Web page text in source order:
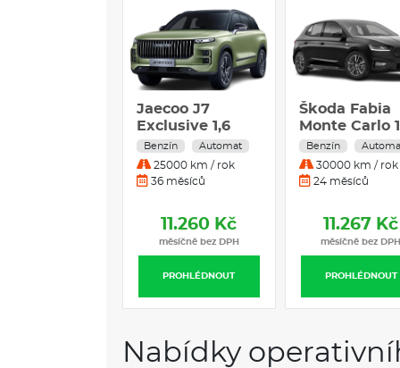
Jaecoo J7
Exclusive 1,6
TGDI
Benzín Automat
25000 km / rok
36 měsíců
PROHLÉDNOUT
11.260 Kč
měsíčně bez DPH
Škoda Fabia
Monte Carlo
TSI
Benzín
30000 km / rok
24 měsíců
PROHLÉDNOUT
11.267 Kč
měsíčně bez DPH
Nabídky